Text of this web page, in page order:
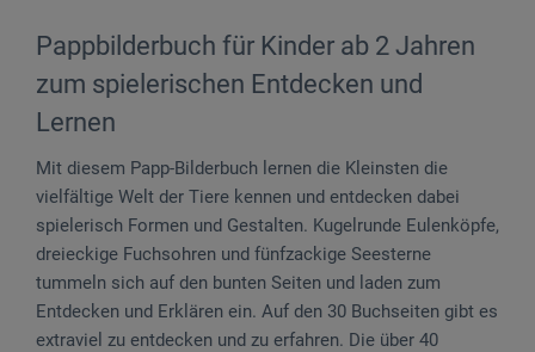
Pappbilderbuch für Kinder ab 2 Jahren
zum spielerischen Entdecken und
Lernen
Mit diesem Papp-Bilderbuch lernen die Kleinsten die
vielfältige Welt der Tiere kennen und entdecken dabei
spielerisch Formen und Gestalten. Kugelrunde Eulenköpfe,
dreieckige Fuchsohren und fünfzackige Seesterne
tummeln sich auf den bunten Seiten und laden zum
Entdecken und Erklären ein. Auf den 30 Buchseiten gibt es
extraviel zu entdecken und zu erfahren. Die über 40